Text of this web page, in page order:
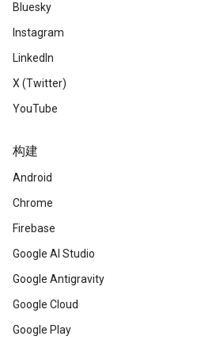
Bluesky
Instagram
LinkedIn
X (Twitter)
YouTube
构建
Android
Chrome
Firebase
Google AI Studio
Google Antigravity
Google Cloud
Google Play